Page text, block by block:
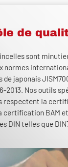
de
sont
normes
de japonais
2013. Nos outils
respectent la
certification BAM
DIN telles que